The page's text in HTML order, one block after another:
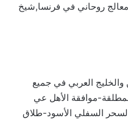
روحاني في فرنسا,شيخ
العربي في جميع
موافقة الأهل عي
السفلي الأسود-طلاق